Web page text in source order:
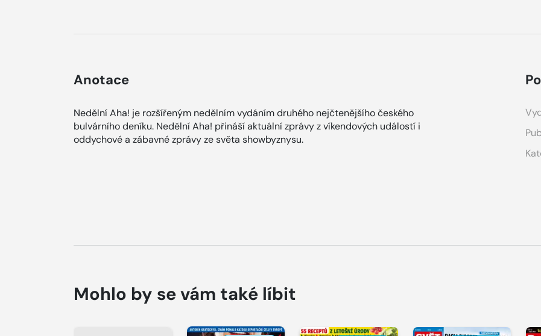
Anotace
Nedělní Aha! je rozšířeným nedělním vydáním druhého nejčtenějšího českého
bulvárního deníku. Nedělní Aha! přináší aktuální zprávy z víkendových událostí i
oddychové a zábavné zprávy ze světa showbyznysu.
Mohlo by se vám také líbit